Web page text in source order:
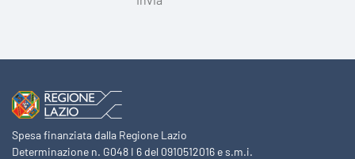
Spesa finanziata dalla Regione Lazio
Determinazione n. G048 I 6 del 0910512016 e s.m.i.